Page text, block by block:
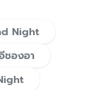
Night
ชองอา